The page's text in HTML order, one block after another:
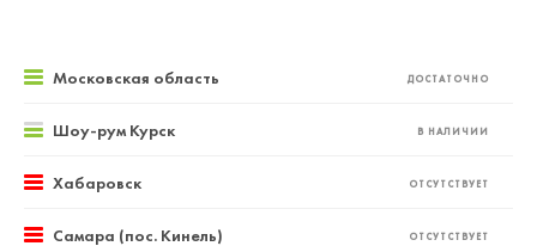
Московская область ДОСТАТОЧНО
Шоу-рум Курск В НАЛИЧИИ
Хабаровск ОТСУТСТВУЕТ
Самара (пос. Кинель) ОТСУТСТВУЕТ